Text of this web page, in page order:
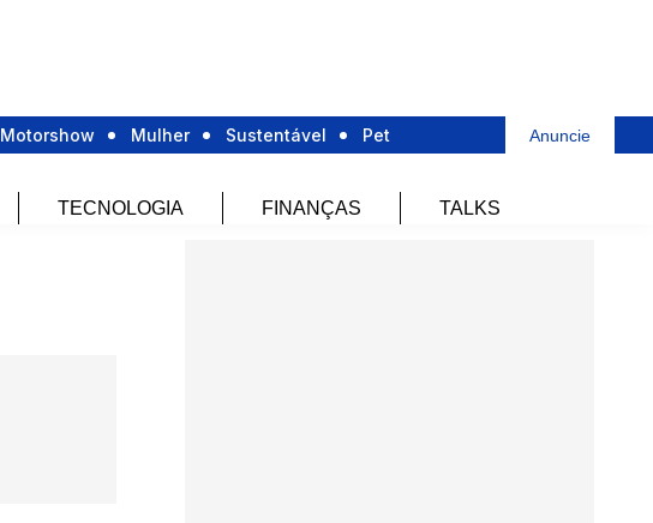
Motorshow Mulher Sustentável Pet Anuncie
TECNOLOGIA FINANÇAS TALKS